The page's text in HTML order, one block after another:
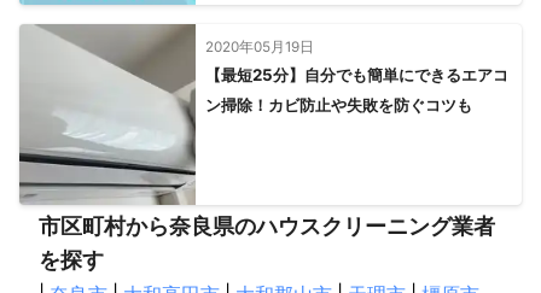
2020年05月19日
【最短25分】自分でも簡単にできるエアコ
ン掃除！カビ防止や失敗を防ぐコツも
市区町村から奈良県のハウスクリーニング業者
を探す